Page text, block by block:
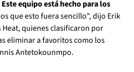
Este equipo está hecho para los
que esto fuera sencillo", dijo Erik
quienes clasificaron por
eliminar a favoritos como los
Antetokounmpo.